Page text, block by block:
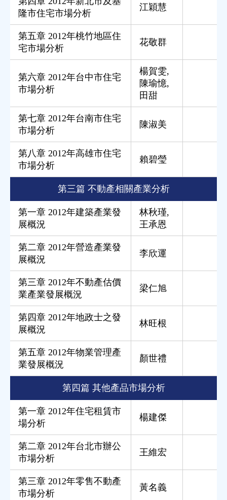
隆市住宅市場分析
江穎慧
第五章 2012年桃竹地區住
宅市場分析
花敬群
第六章 2012年台中市住宅
市場分析
楊賀雯,
陳瑜憶,
田甜
第七章 2012年台南市住宅
市場分析
陳淑美
第八章 2012年高雄市住宅
市場分析
賴碧瑩
第三篇 不動產相關產業分析
第一章 2012年建築產業發
展概況
林秋瑾,
王承恩
第二章 2012年營造產業發
展概況
李欣運
第三章 2012年不動產估價
業產業發展概況
梁仁旭
第四章 2012年地政士之發
展概況
林旺根
第五章 2012年物業管理產
業發展概況
顏世禮
第四篇 其他產品市場分析
第一章 2012年住宅租賃市
場分析
楊建傑
第二章 2012年台北市辦公
市場分析
王維宏
第三章 2012年零售不動產
市場分析
黃名義